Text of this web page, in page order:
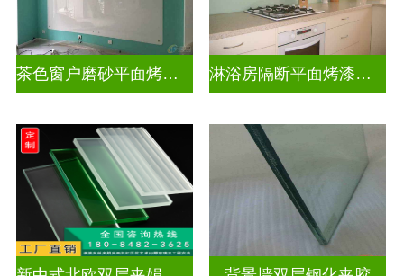
茶色窗户磨砂平面烤漆玻璃 淋浴房隔断平面烤漆玻璃